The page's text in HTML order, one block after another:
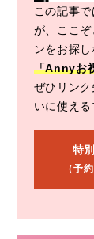
この記事
が、ここ
ンをお探し
「Annyお
ぜひリン
いに使える
特
（予